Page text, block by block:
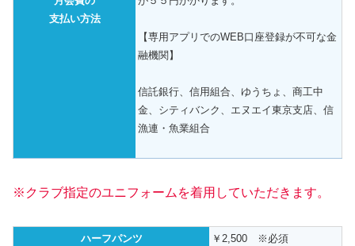
支払い方法
【専用アプリでのWEB口座登録が不可な金
融機関】
信託銀行、信用組合、ゆうちょ、商工中
金、シティバンク、エヌエイ東京支店、信
漁連・魚業組合
※クラブ指定のユニフォームを着用していただきます。
ハーフパンツ
￥2,500 ※必須